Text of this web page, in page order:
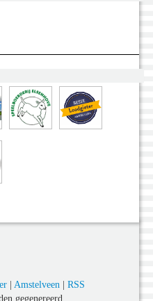
| Amstelveen | RSS
gegenereerd